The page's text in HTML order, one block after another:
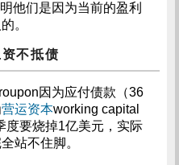
他们是因为当前的盈利
。
不抵债
因为应付债款（36
营运资本working capital
度要烧掉1亿美元，实际
站不住脚。